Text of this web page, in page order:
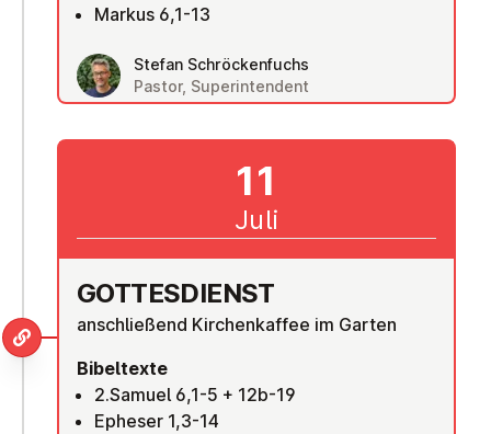
Markus 6,1-13
Stefan Schröckenfuchs
Pastor, Superintendent
GOT­TES­DIENST
anschließend Kirchenkaffee im Garten
Bibeltexte
2.Samuel 6,1-5 + 12b-19
Epheser 1,3-14
11
Juli